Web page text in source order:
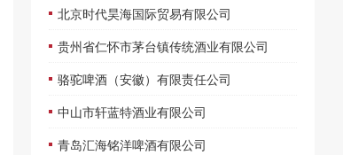
北京时代昊海国际贸易有限公司
贵州省仁怀市茅台镇传统酒业有限公司
骆驼啤酒（安徽）有限责任公司
中山市轩蓝特酒业有限公司
青岛汇海铭洋啤酒有限公司